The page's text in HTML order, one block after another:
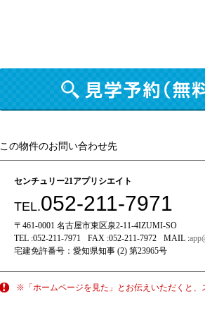
この物件のお問い合わせ先
センチュリー21アプリシエイト
TEL.052-211-7971
〒461-0001 名古屋市東区泉2-11-4IZUMI-SO
TEL :052-211-7971 FAX :052-211-7972 MAIL :
宅建免許番号： 愛知県知事 (2) 第23965号
※「ホームページを見た」とお伝えいただくと